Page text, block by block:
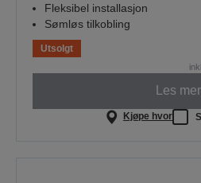
Fleksibel installasjon
Sømløs tilkobling
Utsolgt
Les mer
Kjøpe hvor